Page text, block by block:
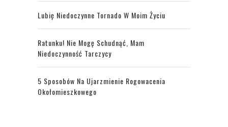
Lubię Niedoczynne Tornado W Moim Życiu
Ratunku! Nie Mogę Schudnąć, Mam
Niedoczynność Tarczycy
5 Sposobów Na Ujarzmienie Rogowacenia
Okołomieszkowego